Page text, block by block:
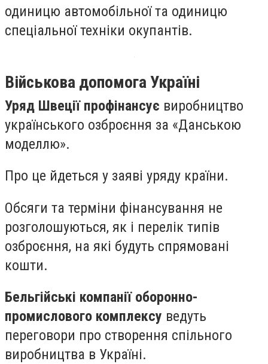
одиницю автомобільної та одиницю
спеціальної техніки окупантів.
Військова допомога Україні
Уряд Швеції профінансує виробництво
українського озброєння за «Данською
моделлю».
Про це йдеться у заяві уряду країни.
Обсяги та терміни фінансування не
розголошуються, як і перелік типів
озброєння, на які будуть спрямовані
кошти.
Бельгійські компанії оборонно-
промислового комплексу ведуть
переговори про створення спільного
виробництва в Україні.